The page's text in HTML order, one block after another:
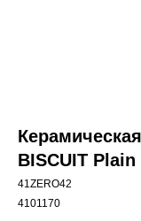
BISCUIT
41ZERO42
4101170